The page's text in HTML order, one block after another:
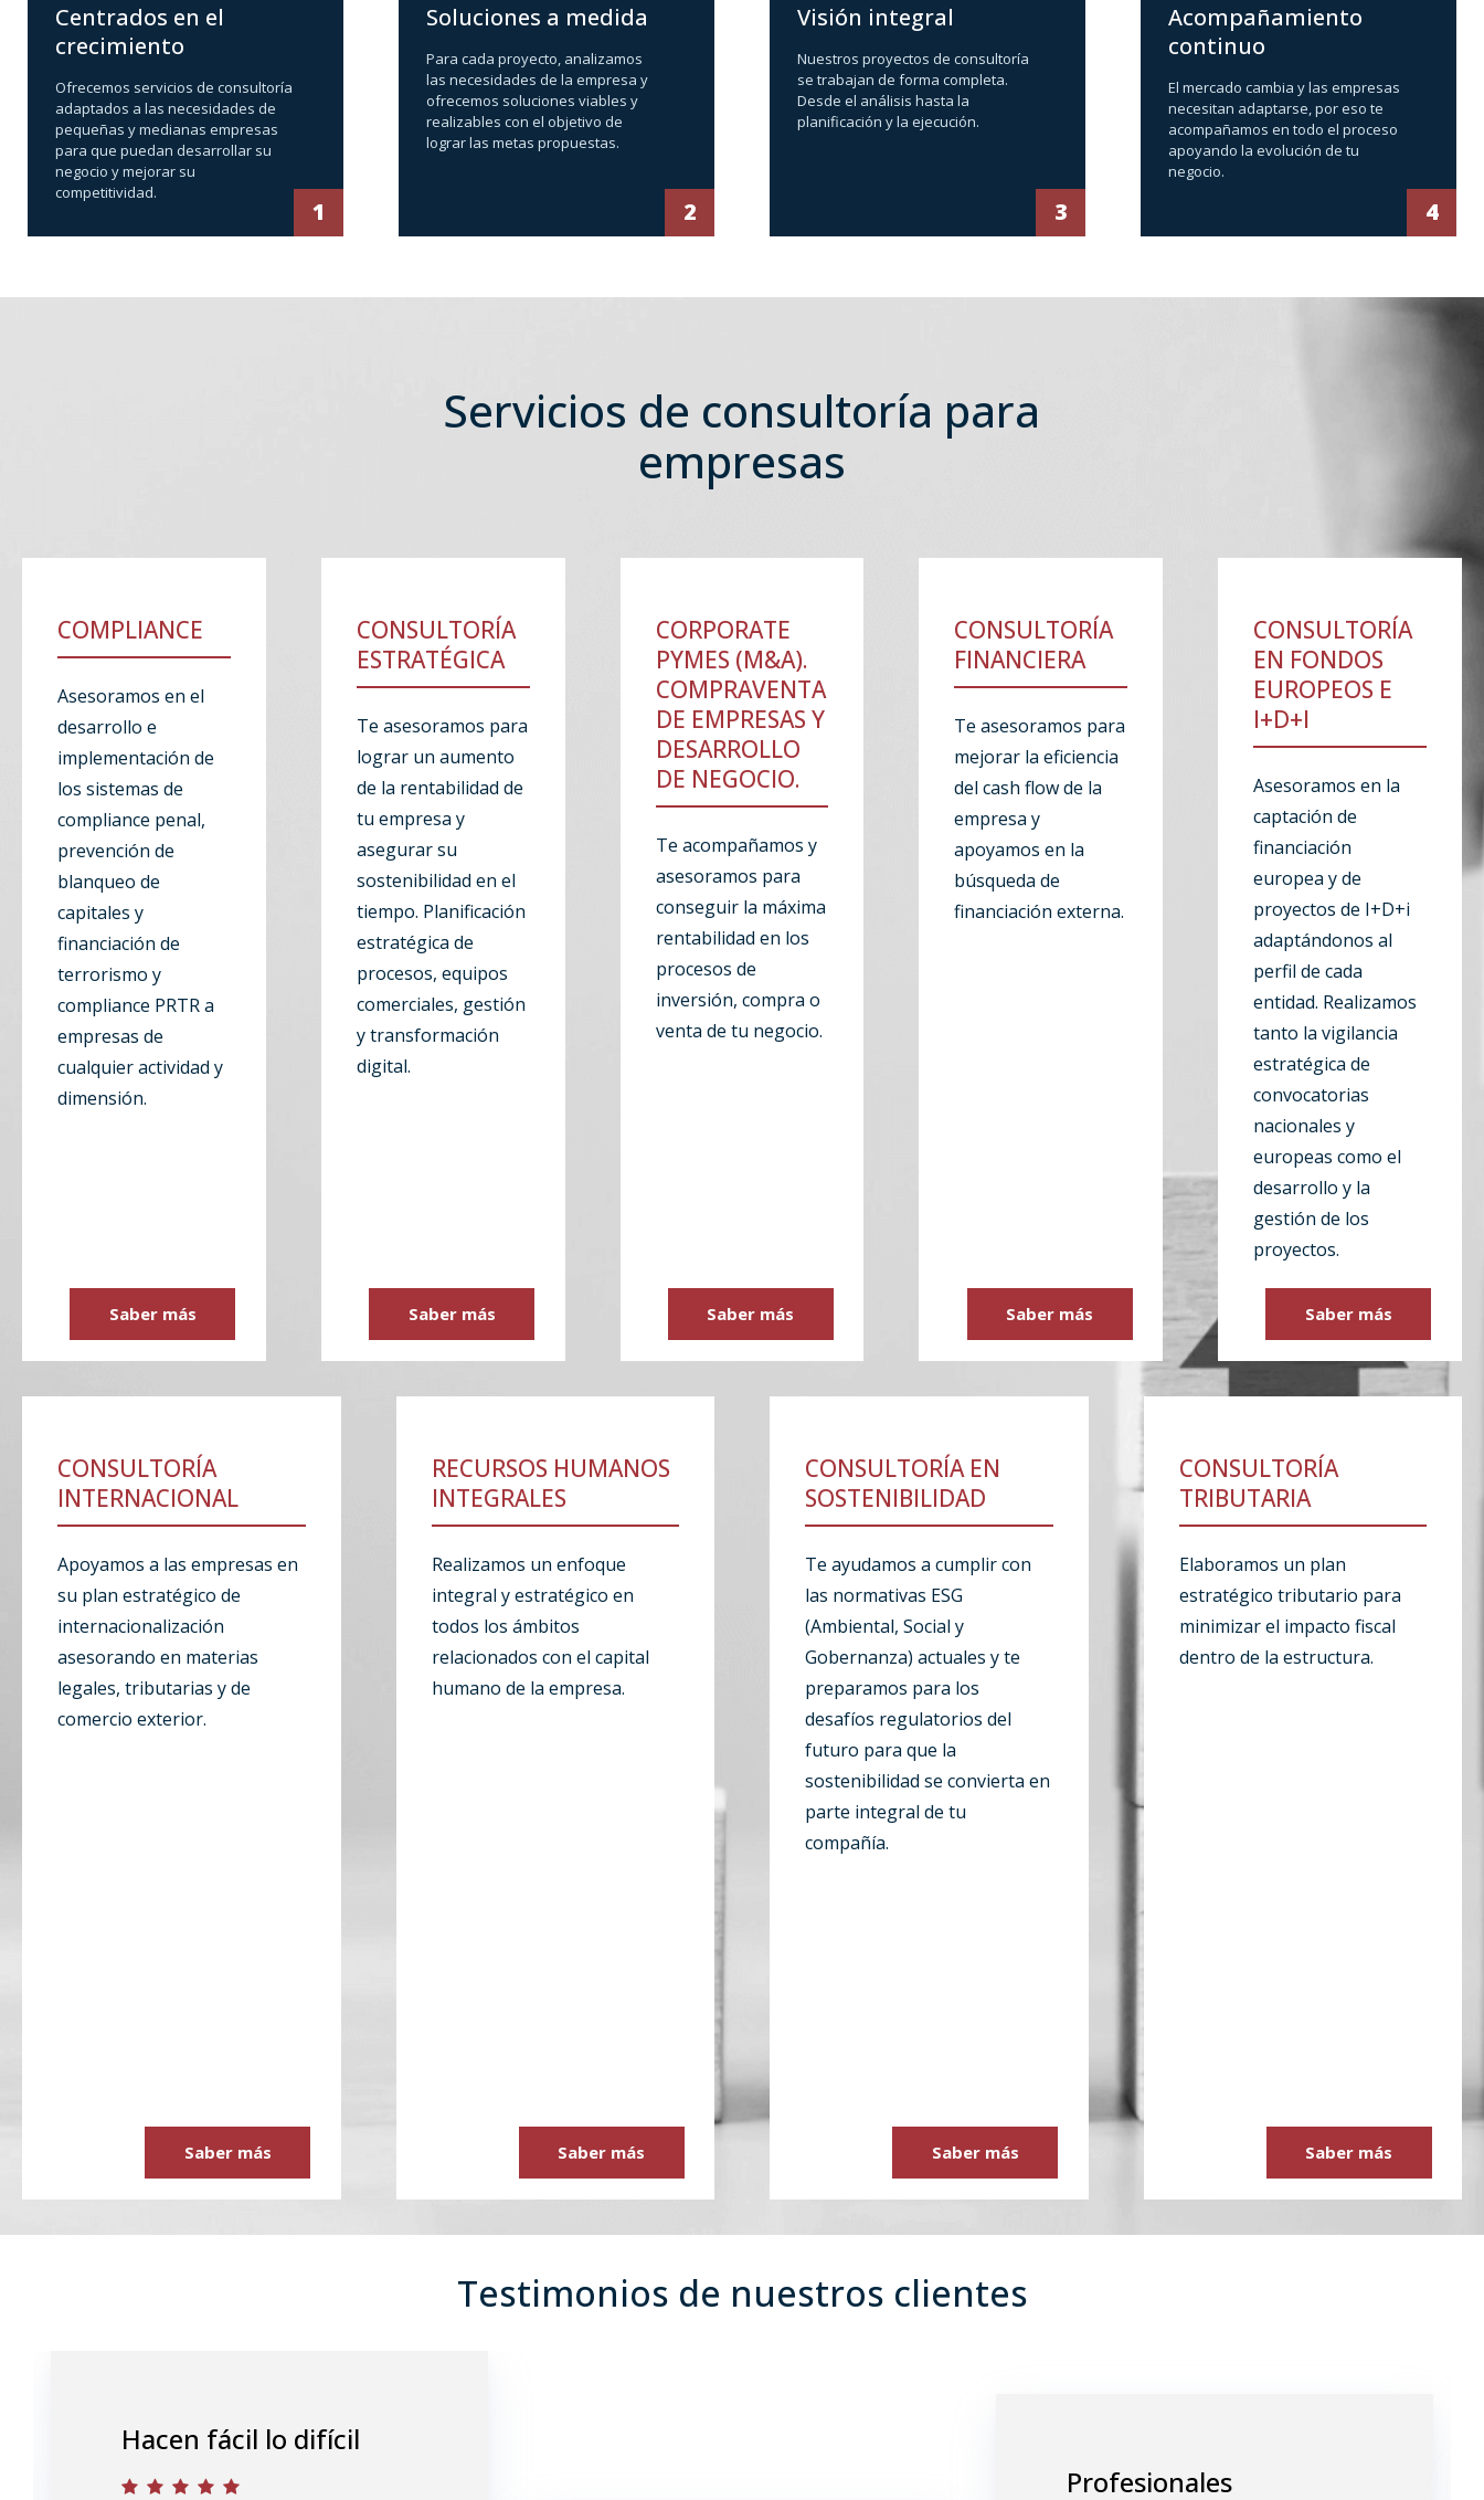
Centrados en el
crecimiento
Ofrecemos servicios de consultoría
adaptados a las necesidades de
pequeñas y medianas empresas
para que puedan desarrollar su
negocio y mejorar su
competitividad.
1
Soluciones a medida
Para cada proyecto, analizamos
las necesidades de la empresa y
ofrecemos soluciones viables y
realizables con el objetivo de
lograr las metas propuestas.
2
Visión integral
Nuestros proyectos de consultoría
se trabajan de forma completa.
Desde el análisis hasta la
planificación y la ejecución.
3
Acompañamiento
continuo
El mercado cambia y las empresas
necesitan adaptarse, por eso te
acompañamos en todo el proceso
apoyando la evolución de tu
negocio.
4
Servicios de consultoría para
empresas
COMPLIANCE
Asesoramos en el
desarrollo e
implementación de
los sistemas de
compliance penal,
prevención de
blanqueo de
capitales y
financiación de
terrorismo y
compliance PRTR a
empresas de
cualquier actividad y
dimensión.
Saber más
CONSULTORÍA
ESTRATÉGICA
Te asesoramos para
lograr un aumento
de la rentabilidad de
tu empresa y
asegurar su
sostenibilidad en el
tiempo. Planificación
estratégica de
procesos, equipos
comerciales, gestión
y transformación
digital.
Saber más
CORPORATE
PYMES (M&A).
COMPRAVENTA
DE EMPRESAS Y
DESARROLLO
DE NEGOCIO.
Te acompañamos y
asesoramos para
conseguir la máxima
rentabilidad en los
procesos de
inversión, compra o
venta de tu negocio.
Saber más
CONSULTORÍA
FINANCIERA
Te asesoramos para
mejorar la eficiencia
del cash flow de la
empresa y
apoyamos en la
búsqueda de
financiación externa.
Saber más
CONSULTORÍA
EN FONDOS
EUROPEOS E
I+D+I
Asesoramos en la
captación de
financiación
europea y de
proyectos de I+D+i
adaptándonos al
perfil de cada
entidad. Realizamos
tanto la vigilancia
estratégica de
convocatorias
nacionales y
europeas como el
desarrollo y la
gestión de los
proyectos.
Saber más
CONSULTORÍA
INTERNACIONAL
Apoyamos a las empresas en
su plan estratégico de
internacionalización
asesorando en materias
legales, tributarias y de
comercio exterior.
Saber más
RECURSOS HUMANOS
INTEGRALES
Realizamos un enfoque
integral y estratégico en
todos los ámbitos
relacionados con el capital
humano de la empresa.
Saber más
CONSULTORÍA EN
SOSTENIBILIDAD
Te ayudamos a cumplir con
las normativas ESG
(Ambiental, Social y
Gobernanza) actuales y te
preparamos para los
desafíos regulatorios del
futuro para que la
sostenibilidad se convierta en
parte integral de tu
compañía.
Saber más
CONSULTORÍA
TRIBUTARIA
Elaboramos un plan
estratégico tributario para
minimizar el impacto fiscal
dentro de la estructura.
Saber más
Testimonios de nuestros clientes
Hacen fácil lo difícil
Profesionales